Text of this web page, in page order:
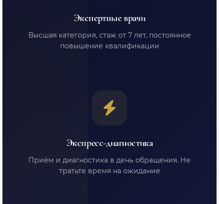
Экспертные врачи
Высшая категория, стаж от 7 лет, постоянное
повышение квалификации
Экспресс-диагностика
Приём и диагностика в день обращения. Не
тратьте время на ожидание